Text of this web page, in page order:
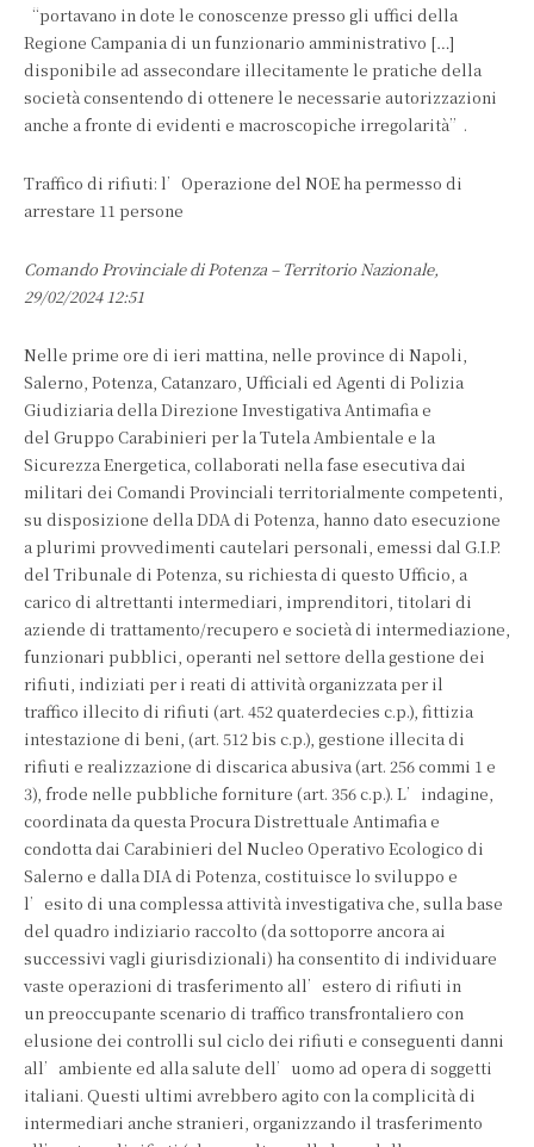
“portavano in dote le conoscenze presso gli uffici della
Regione Campania di un funzionario amministrativo […]
disponibile ad assecondare illecitamente le pratiche della
società consentendo di ottenere le necessarie autorizzazioni
anche a fronte di evidenti e macroscopiche irregolarità”.
Traffico di rifiuti: l’Operazione del NOE ha permesso di
arrestare 11 persone
Comando Provinciale di Potenza – Territorio Nazionale,
29/02/2024 12:51
Nelle prime ore di ieri mattina, nelle province di Napoli,
Salerno, Potenza, Catanzaro, Ufficiali ed Agenti di Polizia
Giudiziaria della Direzione Investigativa Antimafia e
del Gruppo Carabinieri per la Tutela Ambientale e la
Sicurezza Energetica, collaborati nella fase esecutiva dai
militari dei Comandi Provinciali territorialmente competenti,
su disposizione della DDA di Potenza, hanno dato esecuzione
a plurimi provvedimenti cautelari personali, emessi dal G.I.P.
del Tribunale di Potenza, su richiesta di questo Ufficio, a
carico di altrettanti intermediari, imprenditori, titolari di
aziende di trattamento/recupero e società di intermediazione,
funzionari pubblici, operanti nel settore della gestione dei
rifiuti, indiziati per i reati di attività organizzata per il
traffico illecito di rifiuti (art. 452 quaterdecies c.p.), fittizia
intestazione di beni, (art. 512 bis c.p.), gestione illecita di
rifiuti e realizzazione di discarica abusiva (art. 256 commi 1 e
3), frode nelle pubbliche forniture (art. 356 c.p.). L’indagine,
coordinata da questa Procura Distrettuale Antimafia e
condotta dai Carabinieri del Nucleo Operativo Ecologico di
Salerno e dalla DIA di Potenza, costituisce lo sviluppo e
l’esito di una complessa attività investigativa che, sulla base
del quadro indiziario raccolto (da sottoporre ancora ai
successivi vagli giurisdizionali) ha consentito di individuare
vaste operazioni di trasferimento all’estero di rifiuti in
un preoccupante scenario di traffico transfrontaliero con
elusione dei controlli sul ciclo dei rifiuti e conseguenti danni
all’ambiente ed alla salute dell’uomo ad opera di soggetti
italiani. Questi ultimi avrebbero agito con la complicità di
intermediari anche stranieri, organizzando il trasferimento